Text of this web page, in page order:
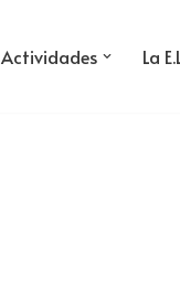
Actividades La